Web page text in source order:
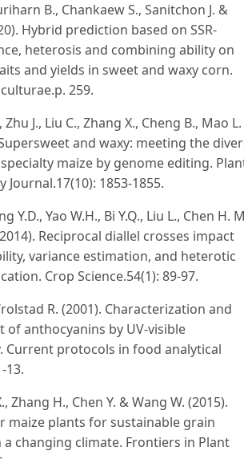
B., Chankaew S., Sanitchon J. &
Hybrid prediction based on SSR-
heterosis and combining ability on
and yields in sweet and waxy corn.
259.
Zhu J., Liu C., Zhang X., Cheng B., Mao
and waxy: meeting the
maize by genome editing.
Journal.17(10): 1853-1855.
Y.D., Yao W.H., Bi Y.Q., Liu L., Chen H.
Reciprocal diallel crosses impact
variance estimation, and heterotic
Crop Science.54(1): 89-97.
R. (2001). Characterization and
of anthocyanins by UV-visible
Current protocols in food analytical
13.
Zhang H., Chen Y. & Wang W. (2015).
maize plants for sustainable grain
changing climate. Frontiers in Plant